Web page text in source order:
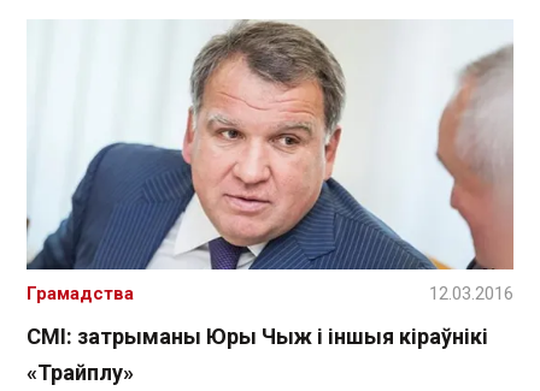
СМІ: затрыманы Юры Чыж і іншыя кіраўнікі
«Трайплу»
Грамадства 12.03.2016